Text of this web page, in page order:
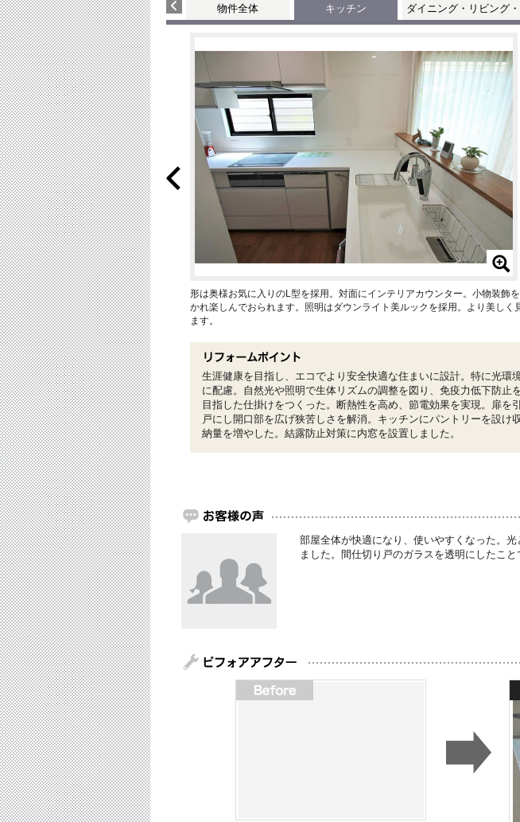
物件全体 キッチン ダイニング・リビング
形は奥様お気に入りのL型を採用。対面にインテリアカウンター。小物装飾
かれ楽しんでおられます。照明はダウンライト美ルックを採用。より美しく
ます。
生涯健康を目指し、エコでより安全快適な住まいに設計。特に光環
に配慮。自然光や照明で生体リズムの調整を図り、免疫力低下防止
目指した仕掛けをつくった。断熱性を高め、節電効果を実現。扉を引
戸にし開口部を広げ狭苦しさを解消。キッチンにパントリーを設け収
納量を増やした。結露防止対策に内窓を設置しました。
部屋全体が快適になり、使いやすくなった。
ました。間仕切り戸のガラスを透明にしたこと